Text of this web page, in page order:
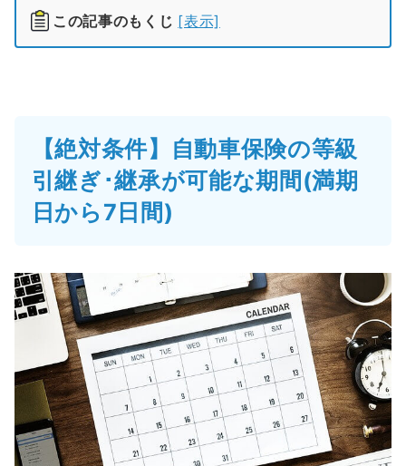
この記事のもくじ [表示]
【絶対条件】自動車保険の等級
引継ぎ･継承が可能な期間(満期
日から7日間)